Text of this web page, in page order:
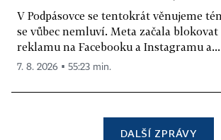
V Podpásovce se tentokrát věnujeme
se vůbec nemluví. Meta začala
reklamu na Facebooku a Instagramu a...
7. 8. 2026 ▪ 55:23 min.
DALŠÍ ZPRÁVY